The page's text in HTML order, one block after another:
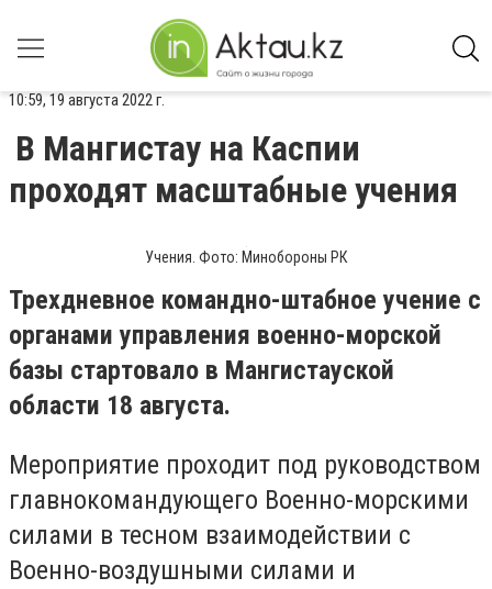
10:59, 19 августа 2022 г.
В Мангистау на Каспии
проходят масштабные учения
Учения. Фото: Минобороны РК
Трехдневное командно-штабное учение с
органами управления военно-морской
базы стартовало в Мангистауской
области 18 августа.
Мероприятие проходит под руководством
главнокомандующего Военно-морскими
силами в тесном взаимодействии с
Военно-воздушными силами и